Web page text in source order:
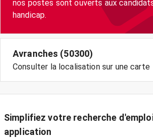
nos postes sont ouverts aux
handicap.
Avranches (50300)
Consulter la localisation sur une carte
Simplifiez votre recherche
application